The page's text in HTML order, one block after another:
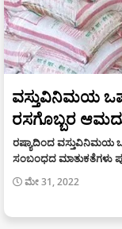
ವಸ್ತುವಿನಿಮಯ
ರಸಗೊಬ್ಬರ
ರಷ್ಯಾದಿಂದ ವಸ್ತುವಿನಿಮಯ
ಸಂಬಂಧದ ಮಾತುಕತೆಗಳು
ಮೇ 31, 2022